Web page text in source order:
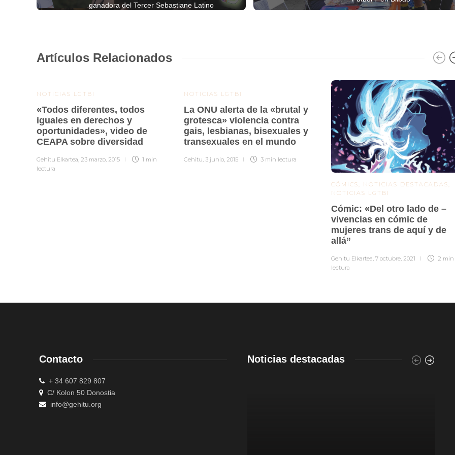
ganadora del Tercer Sebastiane Latino
Artículos Relacionados
NOTICIAS LGTBI
«Todos diferentes, todos
iguales en derechos y
oportunidades», video de
CEAPA sobre diversidad
Gehitu Elkartea, 23 marzo, 2015
1 min
lectura
NOTICIAS LGTBI
La ONU alerta de la «brutal y
grotesca» violencia contra
gais, lesbianas, bisexuales y
transexuales en el mundo
Gehitu, 3 junio, 2015 3 min lectura
CÓMICS NOTICIAS DESTACADAS
NOTICIAS LGTBI
Cómic: «Del otro lado de –
vivencias en cómic de
mujeres trans de aquí y de
allá”
Gehitu Elkartea, 7 octubre, 2021
2 min
lectura
Contacto
+ 34 607 829 807
C/ Kolon 50 Donostia
info@gehitu.org
Noticias destacadas